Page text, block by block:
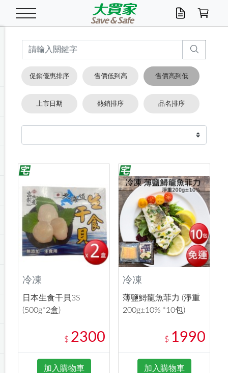
米/五穀/濃湯 米/糙米
五穀/南北貨
湯類/湯塊
油/調味料
食用油
醬油.油膏.蠔油
包麵
碗麵/義大利麵
麵條/快煮麵/米粉
魚罐
醬菜/玉米罐
點心罐
休閒零嘴 初一十五拜拜懶
零嘴
堅果/海苔
美味餅乾
餅乾
糕餅/點心
糖果/蜜餞/果凍
巧克力
茶飲料
果汁咖啡
碳酸/礦泉水
機能飲料
箱購飲料
養生保健/常備品 雞精/飲品
機能保健
▶保健品牌推薦
奶粉/穀麥片
奶粉
麥片/玉米片
沖調穀粉/隨手包
綠茶
紅茶
奶茶/花草茶
黑糖桂圓/蜂蜜醋
即溶咖啡
咖啡豆/粉/濾掛
可可/糖/奶精
沐浴乳香皂 沐浴乳
香皂/洗手乳
美髮造型
洗髮/護髮
造型髮品
牙 刷
牙膏/漱口水
潔顏產品
卸妝/粉刺調理
開架/身體保養
臉部保養
面/眼膜
鍋具/飲水/廚房 鍋具/餐具
保鮮/微波
掃除用具/照明/五金
掃除/清潔用具
洗衣/曬衣用具
電池/延長線
修繕/五金/祭祀
寢具/家具
收納用品
衛浴/毛巾
寵物食品
寵物清潔/百貨
衛生紙/濕巾 抽取衛生紙/濕巾
廚房紙巾/平版/
箱購免運區
衣物清潔
洗衣精
洗衣粉/皂
漂白水/柔軟精
廚房/餐具清潔
浴廁/水管清潔
居家清潔/除濕芳
衛生棉
成人/嬰兒紙尿褲
箱購免運區
嬰兒尿布
成人紙尿褲
廚房家電 料理鍋具
烤箱/微波/電磁爐
快煮壺/烘碗機
季節家電
除濕/清淨機
風扇/防蚊家電
除塵家電
美容家電
電腦周邊
數位週邊
手機/平板周邊
文具/辦公用品 文具用品
辦公文具/收納
玩具/擺設小物
汽機車百貨
機車/腳踏車百貨
汽車百貨
戶外/休閒用品
健身/按摩/瑜珈
測量/護具/其他
服飾內著
配件
男/女/機能包
冷凍免運 生鮮食品
調理食品
箱購免運
食品免運
清潔用品免運
居家/汽百用品
季節活動
店長推薦
這夏不怕熱
促銷優惠排序 售價低到高 售價高到低
上市日期 熱銷排序 品名排序
冷凍
日本生食干貝3S
(500g*2盒)
$ 2300
加入購物車
冷凍
薄鹽鱘龍魚菲力 (淨重
200g±10% *10包)
$ 1990
加入購物車